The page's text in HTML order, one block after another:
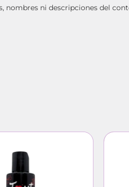
nombres ni descripciones del